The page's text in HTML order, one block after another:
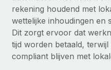
te helpen bij het aannemen,
Meer informatie
rekening houdend met
wettelijke inhoudingen en
Dit zorgt ervoor dat
tijd worden betaald,
compliant blijven met